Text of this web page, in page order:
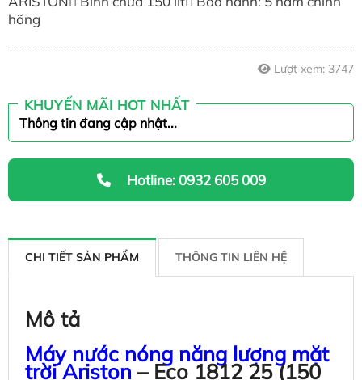
hãng
Lượt xem: 3747
KHUYẾN MÃI HOT NHẤT
Thông tin đang cập nhật...
Hotline: 0932 605 009
CHI TIẾT SẢN PHẨM THÔNG TIN LIÊN HỆ
Mô tả
Máy nước nóng năng lượng mặt
trời Ariston – Eco 1812 25 (150